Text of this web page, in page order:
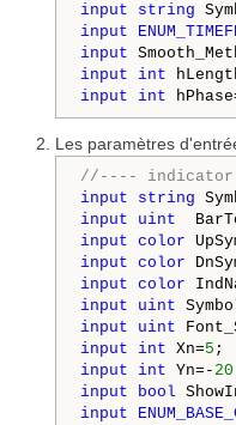
input
string
input
input
input
int
input
int
Les paramètres
//---- indicator
input
string
input
uint
input color
input color
input color
input
uint
input
uint
input
int Xn=5
input
int Yn=- 20
input
bool
input